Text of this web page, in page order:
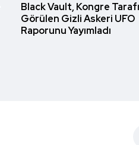
Black Vault, Kongre
Görülen Gizli Askeri UFO
Raporunu Yayımladı